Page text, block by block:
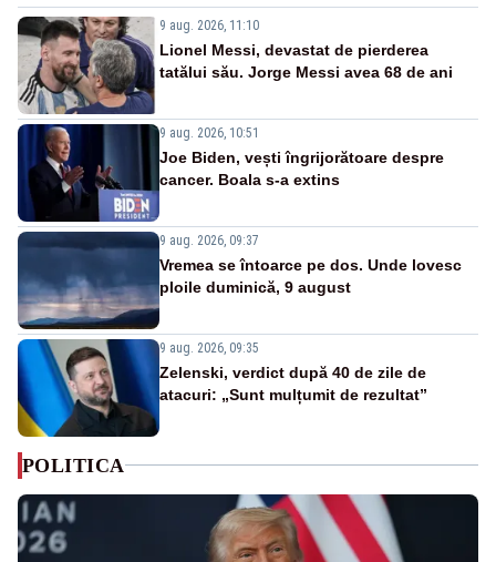
9 aug. 2026, 11:10
Lionel Messi, devastat de pierderea
tatălui său. Jorge Messi avea 68 de ani
9 aug. 2026, 10:51
Joe Biden, vești îngrijorătoare despre
cancer. Boala s-a extins
9 aug. 2026, 09:37
Vremea se întoarce pe dos. Unde lovesc
ploile duminică, 9 august
9 aug. 2026, 09:35
Zelenski, verdict după 40 de zile de
atacuri: „Sunt mulțumit de rezultat”
POLITICA